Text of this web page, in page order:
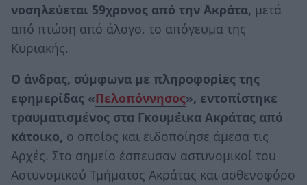
νοσηλεύεται 59χρονος από την Ακράτα, μετά
από πτώση από άλογο, το απόγευμα της
Κυριακής.
Ο άνδρας, σύμφωνα με πληροφορίες της
εφημερίδας «Πελοπόννησος», εντοπίστηκε
τραυματισμένος στα Γκουμέικα Ακράτας από
κάτοικο, ο οποίος και ειδοποίησε άμεσα τις
Αρχές. Στο σημείο έσπευσαν αστυνομικοί του
Αστυνομικού Τμήματος Ακράτας και ασθενοφόρο